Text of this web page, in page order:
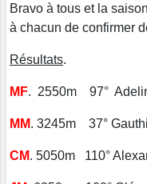
Bravo à tous et la
à chacun de confirmer
Résultats.
MF. 2550m 97°
MM. 3245m 37°
CM. 5050m 110°